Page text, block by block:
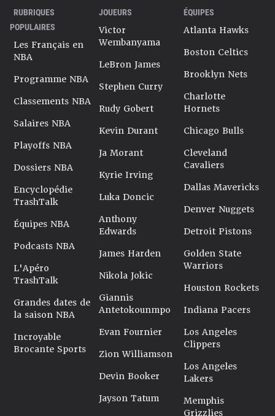
RUBRIQUES
POPULAIRES
Les Français en
NBA
Programme NBA
Classements NBA
Salaires NBA
Playoffs NBA
Dossiers NBA
Encyclopédie
TrashTalk
Équipes NBA
Podcasts NBA
L'Apéro
TrashTalk
Grandes dates de
la saison NBA
Incroyable
Brocante Sports
JOUEURS
Victor
Wembanyama
LeBron James
Stephen Curry
Rudy Gobert
Kevin Durant
Ja Morant
Kyrie Irving
Luka Doncic
Anthony
Edwards
James Harden
Nikola Jokic
Giannis
Antetokounmpo
Evan Fournier
Zion Williamson
Devin Booker
Jayson Tatum
ÉQUIPES
Atlanta Hawks
Boston Celtics
Brooklyn Nets
Charlotte
Hornets
Chicago Bulls
Cleveland
Cavaliers
Dallas Mavericks
Denver Nuggets
Detroit Pistons
Golden State
Warriors
Houston Rockets
Indiana Pacers
Los Angeles
Clippers
Los Angeles
Lakers
Memphis
Grizzlies